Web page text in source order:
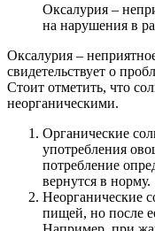
Оксалурия –
на нарушения в
Оксалурия –
свидетельствует о
Стоит отметить, что
неорганическими.
Органические
употребления
потребление
вернутся в норму.
Неорганические
пищей, но после